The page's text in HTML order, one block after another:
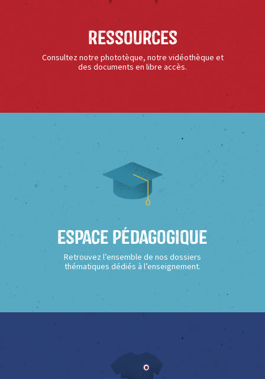
Ressources
Consultez notre phototèque, notre vidéothèque et
des documents en libre accès.
Espace Pédagogique
Retrouvez l’ensemble de nos dossiers
thématiques dédiés à l’enseignement.